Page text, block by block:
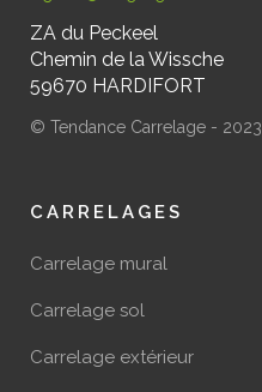
ZA du Peckeel
Chemin de la Wissche
59670 HARDIFORT
© Tendance Carrelage - 2023
CARRELAGES
Carrelage mural
Carrelage sol
Carrelage extérieur